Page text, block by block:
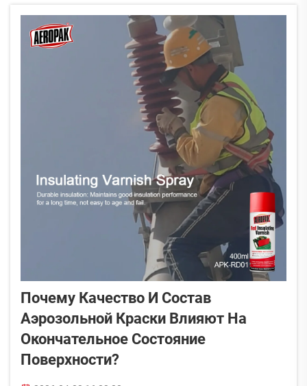
рекомендаций по технике безопасности...
Почему Качество И Состав
Аэрозольной Краски Влияют На
Окончательное Состояние
Поверхности?